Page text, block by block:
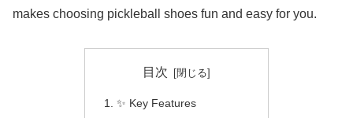
makes choosing pickleball shoes fun and easy for you.
目次
✨ Key Features